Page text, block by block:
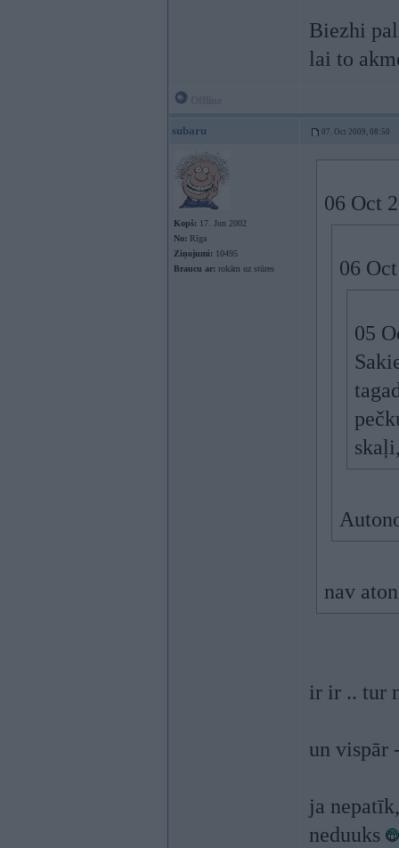
Biezhi
lai to
subaru 07. Oct 2009, 08:50
Kopš: 17. Jun 2002
No: Rīga
Ziņojumi: 10495
Braucu ar: rokām uz stūres
06 Oct
06
05
nav
ir ir .. tur
un vispār
ja
neduuks